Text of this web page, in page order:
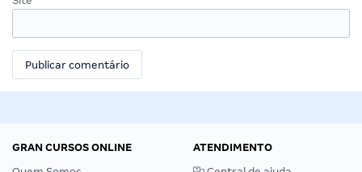
GRAN CURSOS ONLINE
ATENDIMENTO